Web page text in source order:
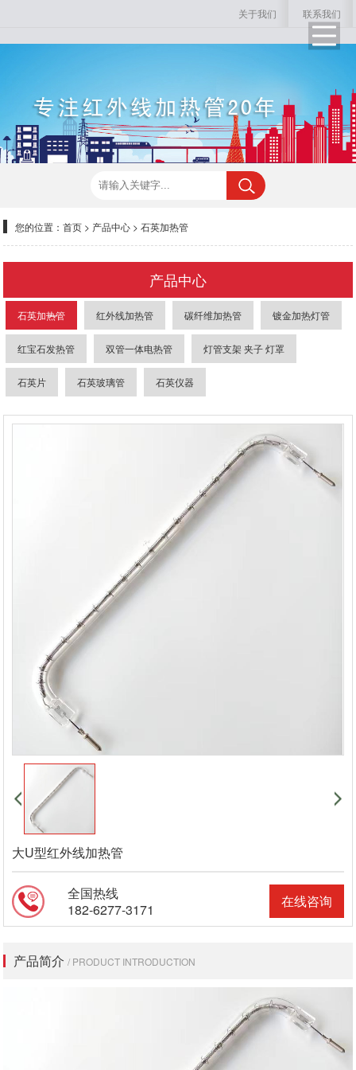
关于我们 联系我们
您的位置：首页 > 产品中心 >石英加热管
产品中心
石英加热管 红外线加热管 碳纤维加热管 镀金加热灯管
红宝石发热管 双管一体电热管 灯管支架 夹子 灯罩
石英片 石英玻璃管 石英仪器
大U型红外线加热管
在线咨询
全国热线
182-6277-3171
产品简介/ PRODUCT INTRODUCTION